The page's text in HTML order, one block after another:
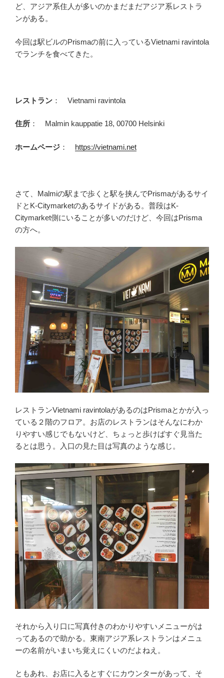
ど、アジア系住人が多いのかまだまだアジア系レストラ
ンがある。
今回は駅ビルのPrismaの前に入っているVietnami ravintola
でランチを食べてきた。
レストラン ： Vietnami ravintola
住所 ： Malmin kauppatie 18, 00700 Helsinki
ホームページ ： https://vietnami.net
さて、Malmiの駅まで歩くと駅を挟んでPrismaがあるサイ
ドとK-Citymarketのあるサイドがある。普段はK-
Citymarket側にいることが多いのだけど、今回はPrisma
の方へ。
レストランVietnami ravintolaがあるのはPrismaとかが入っ
ている２階のフロア。お店のレストランはそんなにわか
りやすい感じでもないけど、ちょっと歩けばすぐ見当た
るとは思う。入口の見た目は写真のような感じ。
それから入り口に写真付きのわかりやすいメニューがは
ってあるので助かる。東南アジア系レストランはメニュ
ーの名前がいまいち覚えにくいのだよねえ。
ともあれ、お店に入るとすぐにカウンターがあって、そ